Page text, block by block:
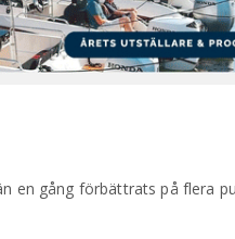
en gång förbättrats på flera